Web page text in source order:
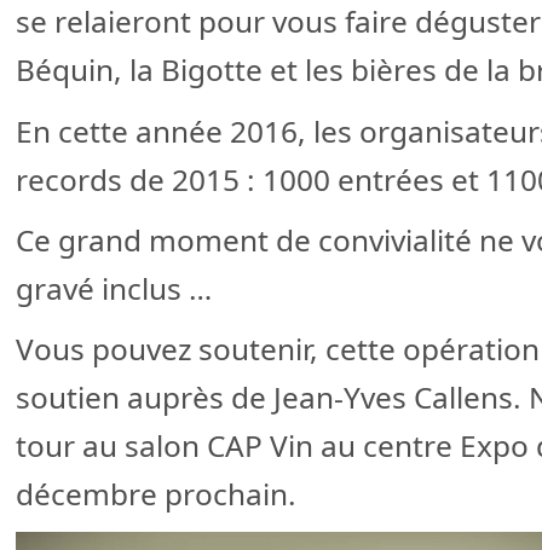
se relaieront pour vous faire
Béquin, la Bigotte et les bières de la
En cette année 2016, les
records de 2015 : 1000 entrées et
Ce grand moment de convivialité ne
gravé inclus …
Vous pouvez soutenir, cette
soutien auprès de Jean-Yves Callens.
tour au salon CAP Vin au centre
décembre prochain.